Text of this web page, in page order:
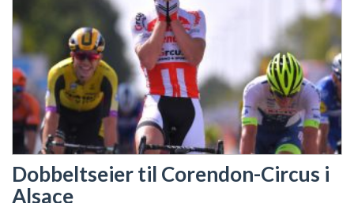
Dobbeltseier til Corendon-Circus i
Alsace